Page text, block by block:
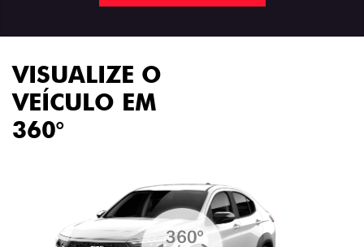
VISUALIZE O
VEÍCULO EM
360°